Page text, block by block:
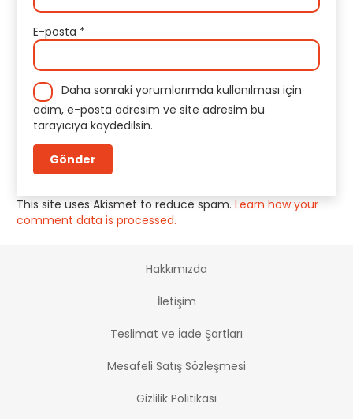
E-posta *
Daha sonraki yorumlarımda kullanılması için
adım, e-posta adresim ve site adresim bu
tarayıcıya kaydedilsin.
This site uses Akismet to reduce spam. Learn how your
comment data is processed.
Hakkımızda
İletişim
Teslimat ve İade Şartları
Mesafeli Satış Sözleşmesi
Gizlilik Politikası